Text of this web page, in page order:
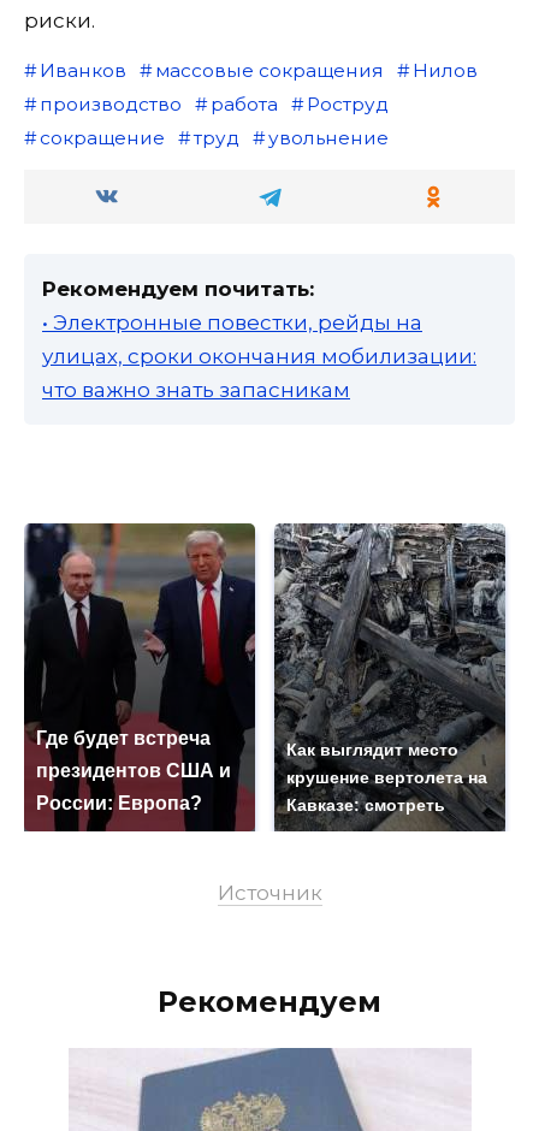
риски.
Иванков массовые сокращения
Нилов
производство
работа
Роструд
сокращение
труд увольнение
Рекомендуем почитать:
• Электронные повестки, рейды на
улицах, сроки окончания мобилизации:
что важно знать запасникам
Где будет встреча
президентов США и
России: Европа?
Как выглядит место
крушение вертолета на
Кавказе: смотреть
Источник
Рекомендуем